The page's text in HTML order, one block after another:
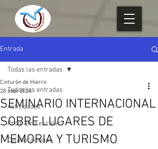
Entrada
Todas las entradas
Actividades
Programa escolar
Colaboraciones
Todas las entradas
SEMINARIO INTERNACIONAL
SOBRE LUGARES DE
MEMORIA Y TURISMO
Cinturón de Hierro
28 sept 2024